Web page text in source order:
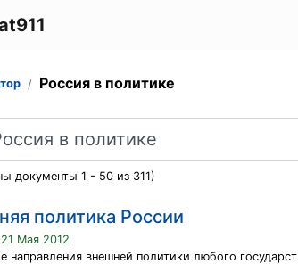
Россия в политике
документы 1 - 50 из 311)
политика России
Мая 2012
направления внешней политики любого